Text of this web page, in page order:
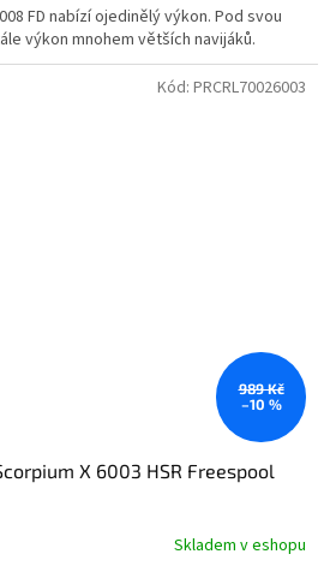
FD nabízí ojedinělý výkon. Pod svou
výkon mnohem větších navijáků.
989 Kč
–10 %
X 6003 HSR Freespool
Skladem v eshopu
Kód: PRCRL70026003